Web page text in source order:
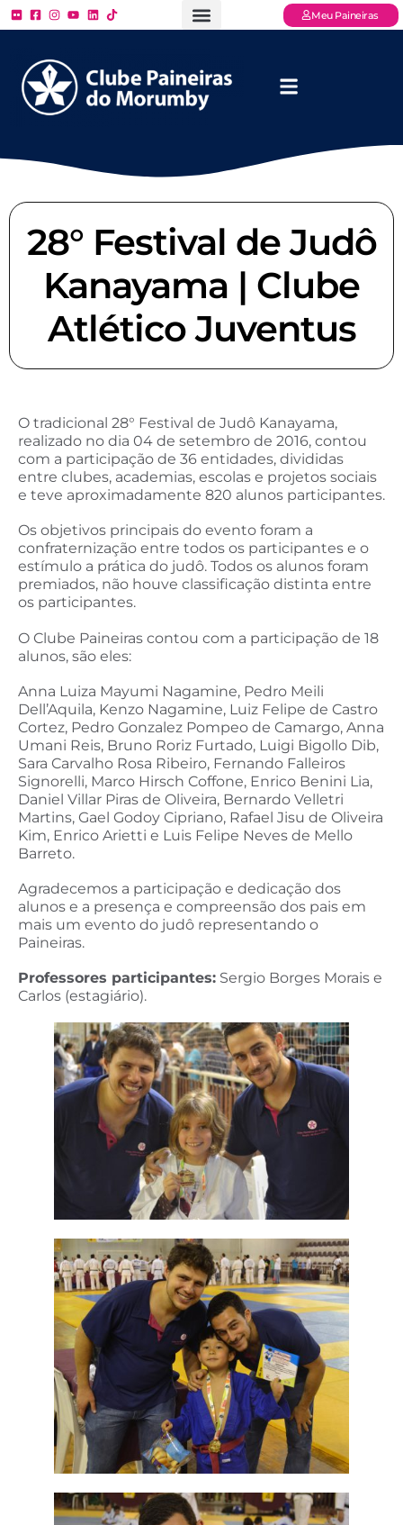
Meu Paineiras
28° Festival de Judô
Kanayama | Clube
Atlético Juventus
O tradicional 28° Festival de Judô Kanayama,
realizado no dia 04 de setembro de 2016, contou
com a participação de 36 entidades, divididas
entre clubes, academias, escolas e projetos sociais
e teve aproximadamente 820 alunos participantes.
Os objetivos principais do evento foram a
confraternização entre todos os participantes e o
estímulo a prática do judô. Todos os alunos foram
premiados, não houve classificação distinta entre
os participantes.
O Clube Paineiras contou com a participação de 18
alunos, são eles:
Anna Luiza Mayumi Nagamine, Pedro Meili
Dell’Aquila, Kenzo Nagamine, Luiz Felipe de Castro
Cortez, Pedro Gonzalez Pompeo de Camargo, Anna
Umani Reis, Bruno Roriz Furtado, Luigi Bigollo Dib,
Sara Carvalho Rosa Ribeiro, Fernando Falleiros
Signorelli, Marco Hirsch Coffone, Enrico Benini Lia,
Daniel Villar Piras de Oliveira, Bernardo Velletri
Martins, Gael Godoy Cipriano, Rafael Jisu de Oliveira
Kim, Enrico Arietti e Luis Felipe Neves de Mello
Barreto.
Agradecemos a participação e dedicação dos
alunos e a presença e compreensão dos pais em
mais um evento do judô representando o
Paineiras.
Professores participantes: Sergio Borges Morais e
Carlos (estagiário).